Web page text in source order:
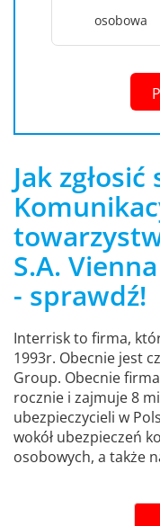
osobowa
Jak
S.A.
- sprawdź!
Interrisk to firma,
1993r. Obecnie jest
Group. Obecnie
rocznie i zajmuje 8
ubezpieczycieli w
wokół ubezpieczeń
osobowych, a także